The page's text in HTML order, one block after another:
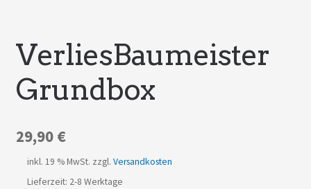
VerliesBaumeister
Grundbox
29,90 €
inkl. 19 % MwSt. zzgl. Versandkosten
Lieferzeit: 2-8 Werktage